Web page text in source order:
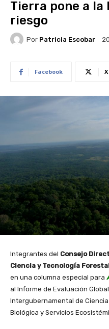
Tierra pone a la
riesgo
Por Patricia Escobar
Facebook X
Integrantes del Consejo
Ciencia y Tecnología
en una columna especial para
al Informe de Evaluación
Intergubernamental de
Biológica y Servicios